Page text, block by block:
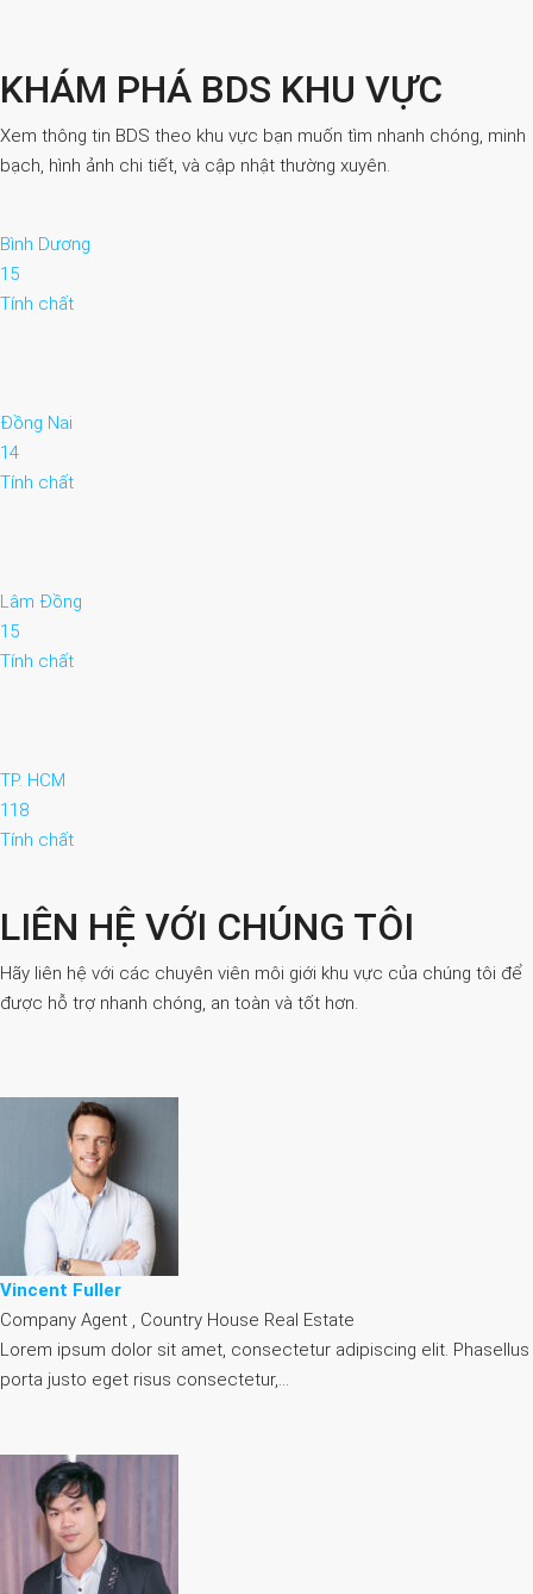
KHÁM PHÁ BDS KHU VỰC
Xem thông tin BDS theo khu vực bạn muốn tìm nhanh chóng, minh
bạch, hình ảnh chi tiết, và cập nhật thường xuyên.
Bình Dương
15
Tính chất
Đồng Nai
14
Tính chất
Lâm Đồng
15
Tính chất
TP. HCM
118
Tính chất
LIÊN HỆ VỚI CHÚNG TÔI
Hãy liên hệ với các chuyên viên môi giới khu vực của chúng tôi để
được hỗ trợ nhanh chóng, an toàn và tốt hơn.
Vincent Fuller
Company Agent , Country House Real Estate
Lorem ipsum dolor sit amet, consectetur adipiscing elit. Phasellus
porta justo eget risus consectetur,…